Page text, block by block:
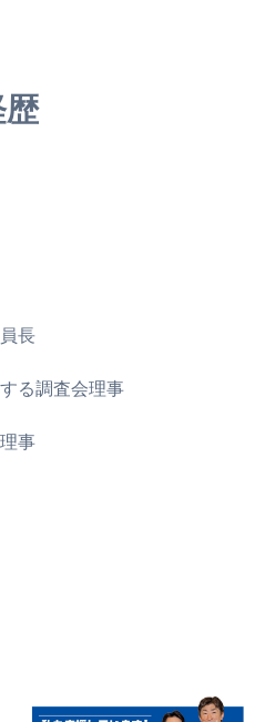
長
る調査会理事
事